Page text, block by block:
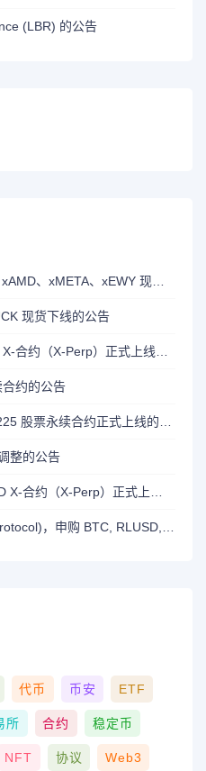
(LBR) 的公告
现货下线的公告
约的公告
整的公告
代币 币安 ETF
所 合约 稳定币
NFT 协议 Web3